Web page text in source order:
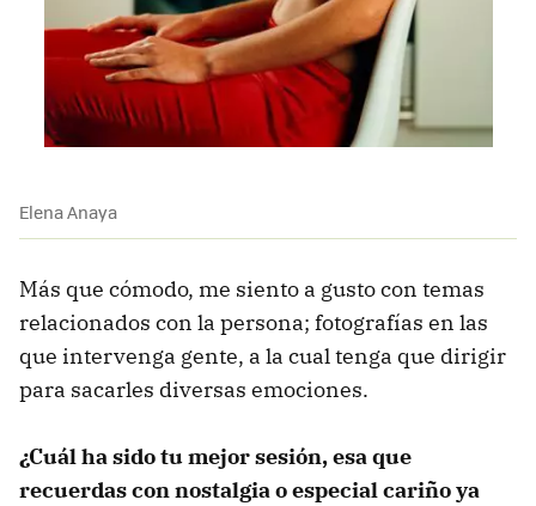
Elena Anaya
Más que cómodo, me siento a gusto con temas
relacionados con la persona; fotografías en las
que intervenga gente, a la cual tenga que dirigir
para sacarles diversas emociones.
¿Cuál ha sido tu mejor sesión, esa que
recuerdas con nostalgia o especial cariño ya